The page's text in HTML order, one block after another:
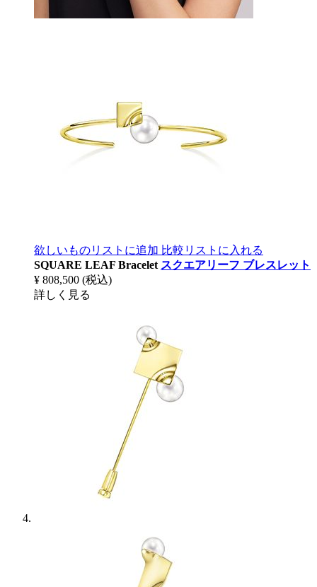
欲しいものリストに追加 比較リストに入れる
SQUARE LEAF Bracelet スクエアリーフ ブレスレット
¥ 808,500 (税込)
詳しく見る